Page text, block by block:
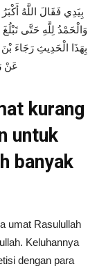
بِيَدِي فَقَالَ اللَّهُ
وَالْحَمْدُ لِلَّهِ حَتَّى
بِهَذَا الْحَدِيثِ رَجَاءَ
عَنْ
kurang
untuk
banyak
umat Rasulullah
Keluhannya
dengan para